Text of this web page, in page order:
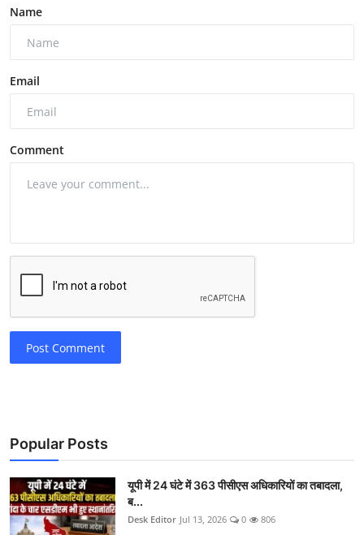
Name
Email
Comment
Post Comment
Popular Posts
यूपी में 24 घंटे में 363 पीसीएस अधिकारियों का तबादला,
ब...
Desk Editor Jul 13, 2026 0 806